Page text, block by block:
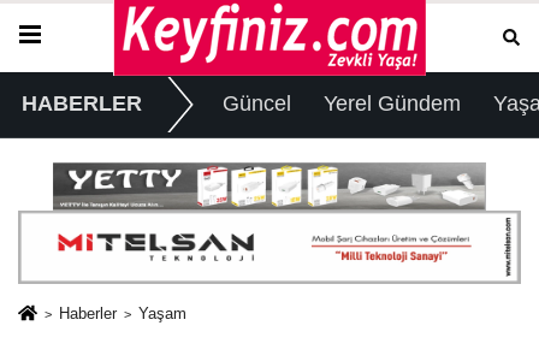
HABERLER Güncel Yerel Gündem
Haberler Yaşam